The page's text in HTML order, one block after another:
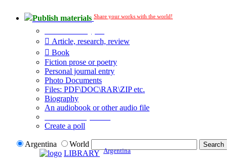
Publish materials Share your works with the world!
Article, research, review
Book
Fiction prose or poetry
Personal journal entry
Photo Documents
Files: PDF\DOC\RAR\ZIP etc.
Biography
An audiobook or other audio file
Create a poll
Argentina
World
LIBRARY Argentina